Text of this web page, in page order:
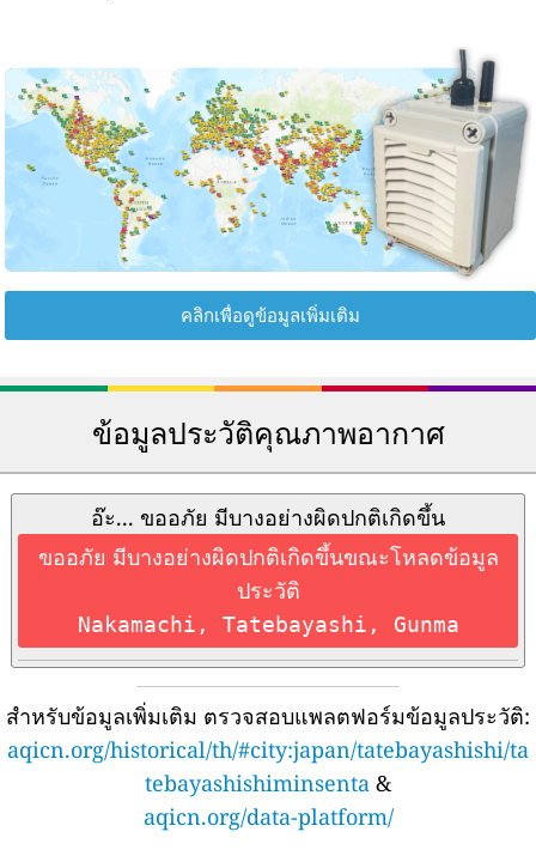
คลิกเพื่อดูข้อมูลเพิ่มเติม
ข้อมูลประวัติคุณภาพอากาศ
อ๊ะ... ขออภัย มีบางอย่างผิดปกติเกิดขึ้น
ขออภัย มีบางอย่างผิดปกติเกิดขึ้นขณะโหลดข้อมูล
ประวัติ
Nakamachi, Tatebayashi, Gunma
สำหรับข้อมูลเพิ่มเติม ตรวจสอบแพลตฟอร์มข้อมูลประวัติ:
aqicn.org/historical/th/#city:japan/tatebayashishi/ta
tebayashishiminsenta &
aqicn.org/data-platform/